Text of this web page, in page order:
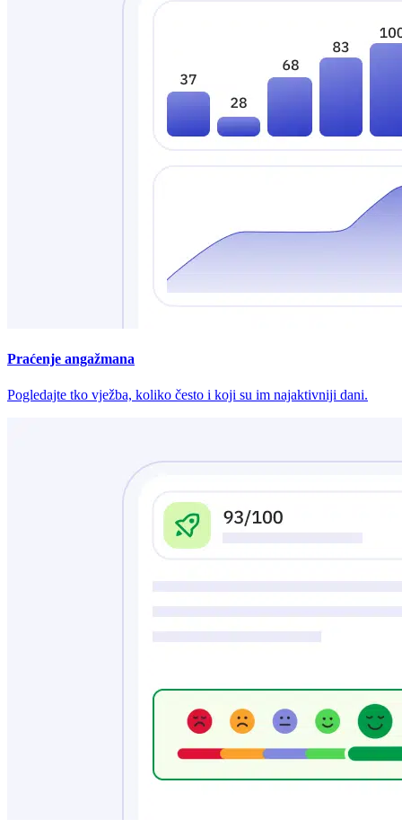
Praćenje angažmana
Pogledajte tko vježba, koliko često i koji su im najaktivniji dani.